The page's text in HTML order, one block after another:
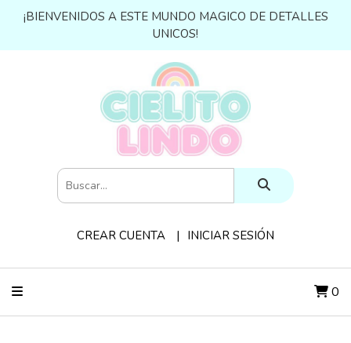
¡BIENVENIDOS A ESTE MUNDO MAGICO DE DETALLES
UNICOS!
CREAR CUENTA INICIAR SESIÓN
0